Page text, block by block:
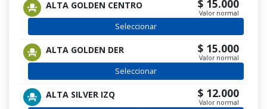
ALTA GOLDEN CENTRO $ 15.000
Valor normal
Seleccionar
ALTA GOLDEN DER $ 15.000
Valor normal
Seleccionar
ALTA SILVER IZQ $ 12.000
Valor normal